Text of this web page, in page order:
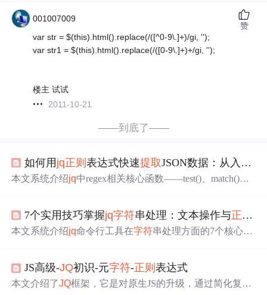
001007009
var str = $(this).html().replace(/([^0-9\.]+)/gi, '');
var str1 = $(this).html().replace(/([0-9\.]+)+/gi, '');
楼主 试试
2011-10-21
赞
——到底了——
如何用 jq正则表达式快速提取JSON数据：从入门到精通的完整指南
本文系统介绍jq中regex相关核心函数——test()、match()和c
理、正则标志位（i/g/m/x）应用、管道组合等关键技术，
助力高效完成API响应、日志分析和配置解析等JSON数据
7个实用技巧掌握jq字符串处理：文本操作与正则
本文系统介绍jq命令行工具在字符串处理方面的7个核心能
bstr、ascii_upcase/ascii_downcase、test、sub/gsub、ltrim/rtrim
等关键函数用法，适用于JSON上下文中的文本清洗、格式
JS高级-JQ初识-元字符-正则表达式
本文介绍了JQ框架，它是对原生JS的升级，通过简化复杂